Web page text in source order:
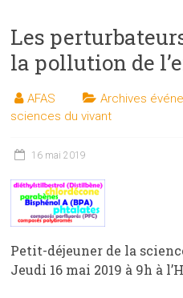
Les
la pollution de
AFAS Archives
sciences du vivant
16 mai 2019
Petit-déjeuner de la
Jeudi 16 mai 2019 à 9h à